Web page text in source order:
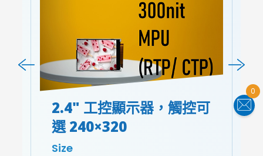
2.4" 工控顯示器，觸控可
選 240×320
Size
0